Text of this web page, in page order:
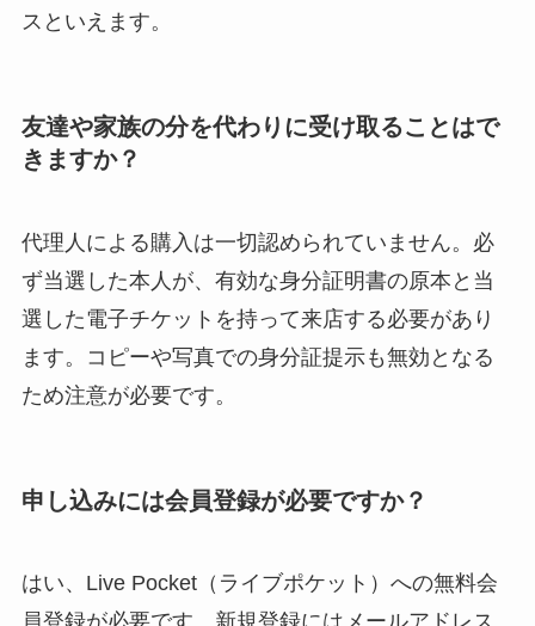
スといえます。
友達や家族の分を代わりに受け取ることはで
きますか？
代理人による購入は一切認められていません。必
ず当選した本人が、有効な身分証明書の原本と当
選した電子チケットを持って来店する必要があり
ます。コピーや写真での身分証提示も無効となる
ため注意が必要です。
申し込みには会員登録が必要ですか？
はい、Live Pocket（ライブポケット）への無料会